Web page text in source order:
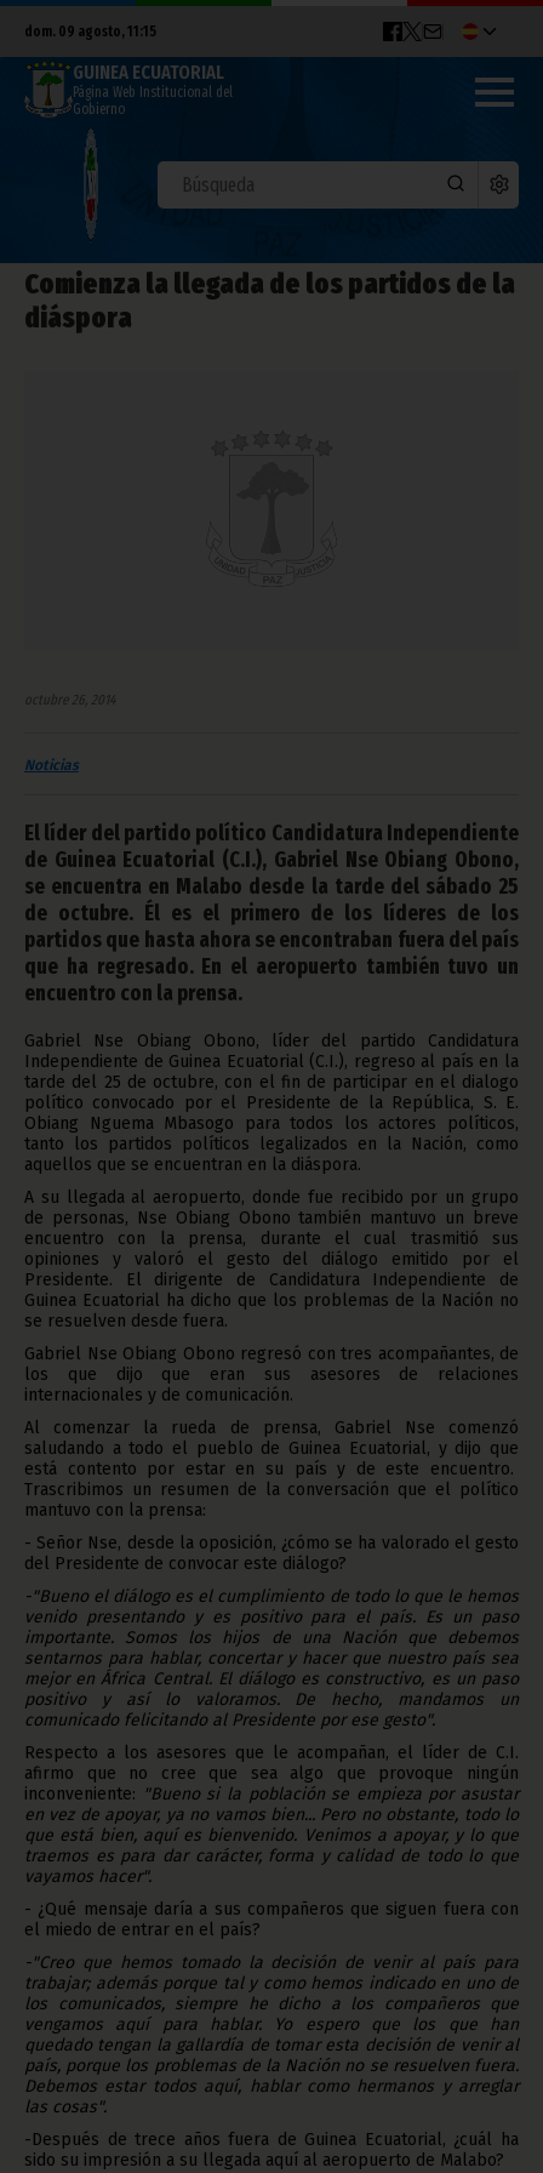
dom. 09 agosto, 11:15
GUINEA ECUATORIAL
Página Web Institucional del
Gobierno
Comienza la llegada de los partidos de la
diáspora
octubre 26, 2014
Noticias
El líder del partido político Candidatura Independiente
de Guinea Ecuatorial (C.I.), Gabriel Nse Obiang Obono,
se encuentra en Malabo desde la tarde del sábado 25
de octubre. Él es el primero de los líderes de los
partidos que hasta ahora se encontraban fuera del país
que ha regresado. En el aeropuerto también tuvo un
encuentro con la prensa.
Gabriel Nse Obiang Obono, líder del partido Candidatura
Independiente de Guinea Ecuatorial (C.I.), regreso al país en la
tarde del 25 de octubre, con el fin de participar en el dialogo
político convocado por el Presidente de la República, S. E.
Obiang Nguema Mbasogo para todos los actores políticos,
tanto los partidos políticos legalizados en la Nación, como
aquellos que se encuentran en la diáspora.
A su llegada al aeropuerto, donde fue recibido por un grupo
de personas, Nse Obiang Obono también mantuvo un breve
encuentro con la prensa, durante el cual trasmitió sus
opiniones y valoró el gesto del diálogo emitido por el
Presidente. El dirigente de Candidatura Independiente de
Guinea Ecuatorial ha dicho que los problemas de la Nación no
se resuelven desde fuera.
Gabriel Nse Obiang Obono regresó con tres acompañantes, de
los que dijo que eran sus asesores de relaciones
internacionales y de comunicación.
Al comenzar la rueda de prensa, Gabriel Nse comenzó
saludando a todo el pueblo de Guinea Ecuatorial, y dijo que
está contento por estar en su país y de este encuentro.
Trascribimos un resumen de la conversación que el político
mantuvo con la prensa:
- Señor Nse, desde la oposición, ¿cómo se ha valorado el gesto
del Presidente de convocar este diálogo?
-"Bueno el diálogo es el cumplimiento de todo lo que le hemos
venido presentando y es positivo para el país. Es un paso
importante. Somos los hijos de una Nación que debemos
sentarnos para hablar, concertar y hacer que nuestro país sea
mejor en África Central. El diálogo es constructivo, es un paso
positivo y así lo valoramos. De hecho, mandamos un
comunicado felicitando al Presidente por ese gesto".
Respecto a los asesores que le acompañan, el líder de C.I.
afirmo que no cree que sea algo que provoque ningún
inconveniente: "Bueno si la población se empieza por asustar
en vez de apoyar, ya no vamos bien... Pero no obstante, todo lo
que está bien, aquí es bienvenido. Venimos a apoyar, y lo que
traemos es para dar carácter, forma y calidad de todo lo que
vayamos hacer".
- ¿Qué mensaje daría a sus compañeros que siguen fuera con
el miedo de entrar en el país?
-"Creo que hemos tomado la decisión de venir al país para
trabajar; además porque tal y como hemos indicado en uno de
los comunicados, siempre he dicho a los compañeros que
vengamos aquí para hablar. Yo espero que los que han
quedado tengan la gallardía de tomar esta decisión de venir al
país, porque los problemas de la Nación no se resuelven fuera.
Debemos estar todos aquí, hablar como hermanos y arreglar
las cosas".
-Después de trece años fuera de Guinea Ecuatorial, ¿cuál ha
sido su impresión a su llegada aquí al aeropuerto de Malabo?